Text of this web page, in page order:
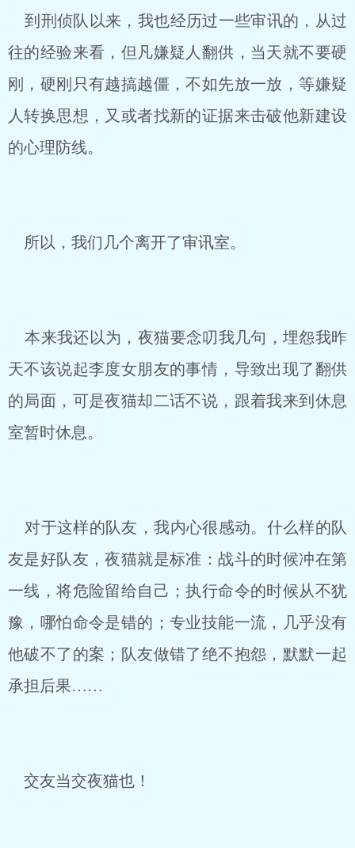
到刑侦队以来，我也经历过一些审讯的，从过
往的经验来看，但凡嫌疑人翻供，当天就不要硬
刚，硬刚只有越搞越僵，不如先放一放，等嫌疑
人转换思想，又或者找新的证据来击破他新建设
的心理防线。
所以，我们几个离开了审讯室。
本来我还以为，夜猫要念叨我几句，埋怨我昨
天不该说起李度女朋友的事情，导致出现了翻供
的局面，可是夜猫却二话不说，跟着我来到休息
室暂时休息。
对于这样的队友，我内心很感动。什么样的队
友是好队友，夜猫就是标准：战斗的时候冲在第
一线，将危险留给自己；执行命令的时候从不犹
豫，哪怕命令是错的；专业技能一流，几乎没有
他破不了的案；队友做错了绝不抱怨，默默一起
承担后果……
交友当交夜猫也！